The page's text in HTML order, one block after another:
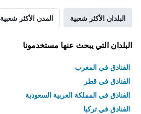
البلدان الأكثر شعبية المدن الأكثر شعبية
البلدان التي يبحث عنها مستخدمونا
الفنادق في المغرب
الفنادق في قطر
الفنادق في المملكة العربية السعودية
الفنادق في تركيا